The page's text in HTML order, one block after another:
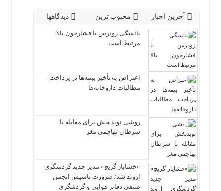
آخرین اخبار محبوب ترین دیدگاهها
یائسگی زودرس با فشارخون بالا
مرتبط است
اعتراض به تأخیر بیمه‌ها در پرداخت
مطالبات داروخانه‌ها
روشی نویدبخش برای مقابله با
سرطان تهاجمی مغز
«خشایار گریچ» مدیر جدید گردشگری
اروند شد/ ضرورت تاسیس انجمن
صنفی دفاتر هوایی و گردشگری